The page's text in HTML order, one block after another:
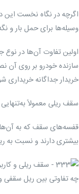
اگرچه در نگاه نخست این
وسیله‌ها برای حمل بار و
اولین تفاوت آن‌ها در
سازنده خودرو بر روی
خریدار جداگانه خریداری
سقف ریلی معمولاً
قفسه‌های سقف که به
بیشتری دارند و نسبت
چه تفاوتی بین ریل